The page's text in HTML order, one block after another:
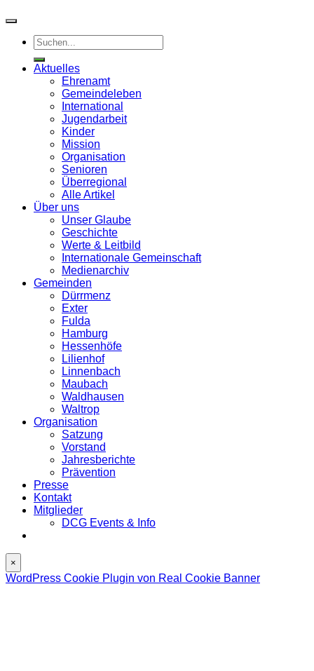
Aktuelles
Ehrenamt
Gemeindeleben
International
Jugendarbeit
Kinder
Mission
Organisation
Senioren
Überregional
Alle Artikel
Über uns
Unser Glaube
Geschichte
Werte & Leitbild
Internationale Gemeinschaft
Medienarchiv
Gemeinden
Dürrmenz
Exter
Fulda
Hamburg
Hessenhöfe
Lilienhof
Linnenbach
Maubach
Waldhausen
Waltrop
Organisation
Satzung
Vorstand
Jahresberichte
Prävention
Presse
Kontakt
Mitglieder
DCG Events & Info
×
WordPress Cookie Plugin von Real Cookie Banner